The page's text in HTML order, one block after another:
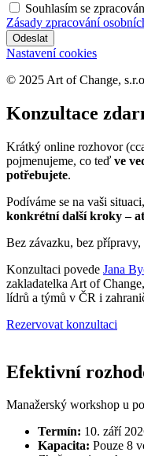
Souhlasím se
Zásady zpracování
Odeslat
Nastavení cookies
© 2025 Art of Change,
Konzultace
Krátký online rozhovor
pojmenujeme, co teď ve
potřebujete.
Podíváme se na vaši
konkrétní další kroky –
Bez závazku, bez přípravy,
Konzultaci povede Jana
zakladatelka Art of
lídrů a týmů v ČR i
Rezervovat konzultaci
Efektivní
Manažerský workshop u
Termín: 10. září
Kapacita: Pouze 8